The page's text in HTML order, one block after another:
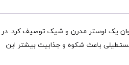
یک لوستر مدرن و شیک توصیف کرد. در
باعث شکوه و جذابیت بیشتر این